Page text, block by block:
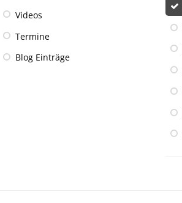
Videos
Termine
Blog Einträge